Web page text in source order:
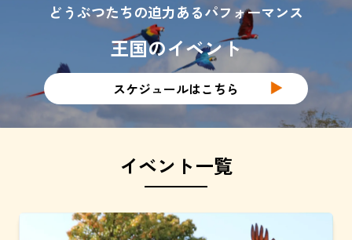
どうぶつたちの迫力あるパフォーマンス
王国のイベント
スケジュールはこちら
イベント一覧